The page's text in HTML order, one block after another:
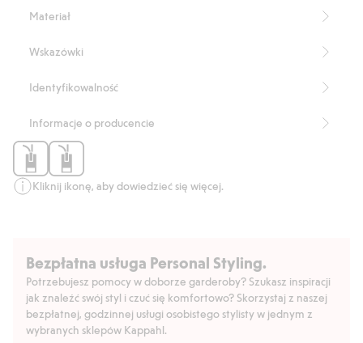
Materiał
Wskazówki
Identyfikowalność
Informacje o producencie
Kliknij ikonę, aby dowiedzieć się więcej.
Bezpłatna usługa Personal Styling.
Potrzebujesz pomocy w doborze garderoby? Szukasz inspiracji
jak znaleźć swój styl i czuć się komfortowo? Skorzystaj z naszej
bezpłatnej, godzinnej usługi osobistego stylisty w jednym z
wybranych sklepów Kappahl.